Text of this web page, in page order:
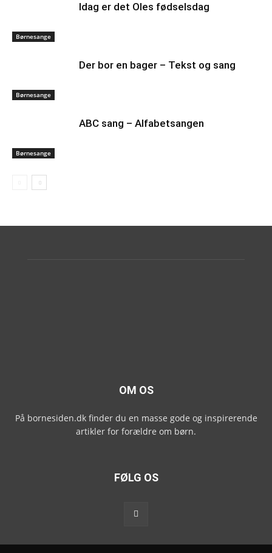
Børnesange
Idag er det Oles fødselsdag
Børnesange
Der bor en bager – Tekst og sang
Børnesange
ABC sang – Alfabetsangen
OM OS
På bornesiden.dk finder du en masse gode og inspirerende
artikler for forældre om børn.
FØLG OS